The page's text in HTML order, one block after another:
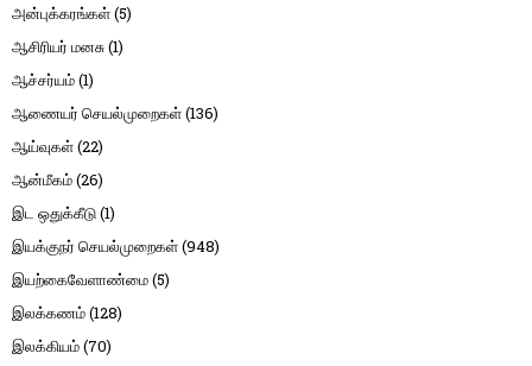
அன்புக்கரங்கள்(5)
ஆசிரியர் மனசு(1)
ஆச்சர்யம்(1)
ஆணையர் செயல்முறைகள்(136)
ஆய்வுகள்(22)
ஆன்மீகம்(26)
இட ஒதுக்கீடு(1)
இயக்குநர் செயல்முறைகள்(948)
இயற்கைவேளாண்மை(5)
இலக்கணம்(128)
இலக்கியம்(70)